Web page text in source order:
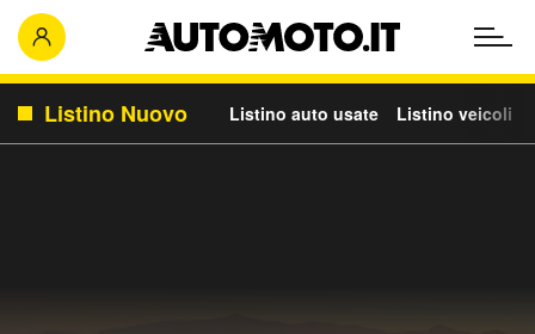
Listino Nuovo Listino auto usate Listino veicoli